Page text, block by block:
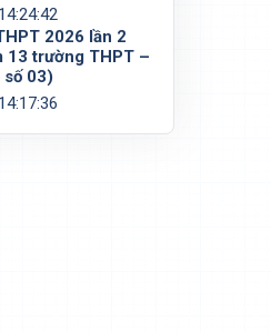
2026 lần 2
13 trường THPT –
số 03)